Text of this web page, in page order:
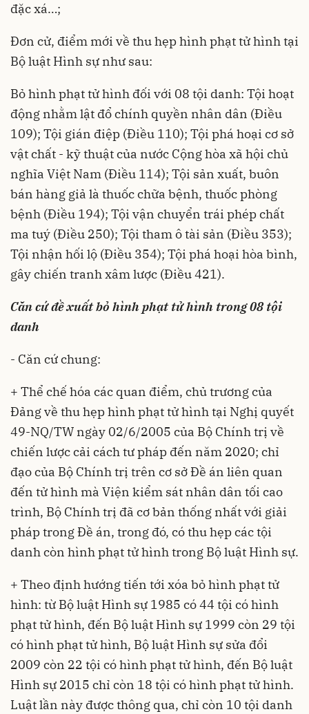
đặc xá…;
Đơn cử, điểm mới về thu hẹp hình phạt tử hình tại
Bộ luật Hình sự như sau:
Bỏ hình phạt tử hình đối với 08 tội danh: Tội hoạt
động nhằm lật đổ chính quyền nhân dân (Điều
109); Tội gián điệp (Điều 110); Tội phá hoại cơ sở
vật chất - kỹ thuật của nước Cộng hòa xã hội chủ
nghĩa Việt Nam (Điều 114); Tội sản xuất, buôn
bán hàng giả là thuốc chữa bệnh, thuốc phòng
bệnh (Điều 194); Tội vận chuyển trái phép chất
ma tuý (Điều 250); Tội tham ô tài sản (Điều 353);
Tội nhận hối lộ (Điều 354); Tội phá hoại hòa bình,
gây chiến tranh xâm lược (Điều 421).
Căn cứ đề xuất bỏ hình phạt tử hình trong 08 tội
danh
- Căn cứ chung:
+ Thể chế hóa các quan điểm, chủ trương của
Đảng về thu hẹp hình phạt tử hình tại Nghị quyết
49-NQ/TW ngày 02/6/2005 của Bộ Chính trị về
chiến lược cải cách tư pháp đến năm 2020; chỉ
đạo của Bộ Chính trị trên cơ sở Đề án liên quan
đến tử hình mà Viện kiểm sát nhân dân tối cao
trình, Bộ Chính trị đã cơ bản thống nhất với giải
pháp trong Đề án, trong đó, có thu hẹp các tội
danh còn hình phạt tử hình trong Bộ luật Hình sự.
+ Theo định hướng tiến tới xóa bỏ hình phạt tử
hình: từ Bộ luật Hình sự 1985 có 44 tội có hình
phạt tử hình, đến Bộ luật Hình sự 1999 còn 29 tội
có hình phạt tử hình, Bộ luật Hình sự sửa đổi
2009 còn 22 tội có hình phạt tử hình, đến Bộ luật
Hình sự 2015 chỉ còn 18 tội có hình phạt tử hình.
Luật lần này được thông qua, chỉ còn 10 tội danh